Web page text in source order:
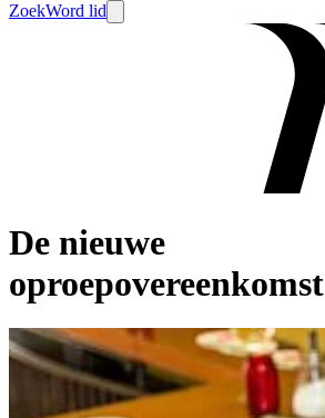
ZoekWord lid
De nieuwe
oproepovereenkomst